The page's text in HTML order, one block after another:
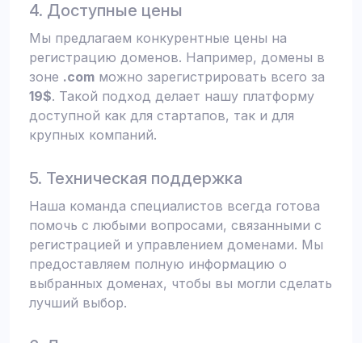
4. Доступные цены
Мы предлагаем конкурентные цены на
регистрацию доменов. Например, домены в
зоне .com можно зарегистрировать всего за
19$. Такой подход делает нашу платформу
доступной как для стартапов, так и для
крупных компаний.
5. Техническая поддержка
Наша команда специалистов всегда готова
помочь с любыми вопросами, связанными с
регистрацией и управлением доменами. Мы
предоставляем полную информацию о
выбранных доменах, чтобы вы могли сделать
лучший выбор.